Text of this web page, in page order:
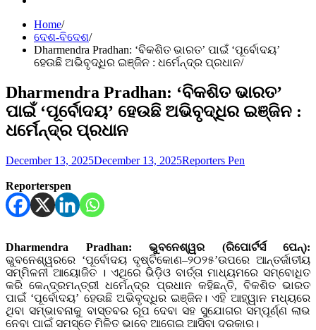
Home
ଦେଶ-ବିଦେଶ
Dharmendra Pradhan: ‘ବିକଶିତ ଭାରତ’ ପାଇଁ ‘ପୂର୍ବୋଦୟ’
ହେଉଛି ଅଭିବୃଦ୍ଧିର ଇଞ୍ଜିନ : ଧର୍ମେନ୍ଦ୍ର ପ୍ରଧାନ
Dharmendra Pradhan: ‘ବିକଶିତ ଭାରତ’
ପାଇଁ ‘ପୂର୍ବୋଦୟ’ ହେଉଛି ଅଭିବୃଦ୍ଧିର ଇଞ୍ଜିନ :
ଧର୍ମେନ୍ଦ୍ର ପ୍ରଧାନ
December 13, 2025December 13, 2025Reporters Pen
Reporterspen
Dharmendra Pradhan: ଭୁବନେଶ୍ୱର (ରିପୋର୍ଟର୍ସ ପେନ୍‌):
ଭୁବନେଶ୍ୱରରେ ‘ପୂର୍ବୋଦୟ ଦୃଷ୍ଟିକୋଣ–୨୦୨୫’ଉପରେ ଆନ୍ତର୍ଜାତୀୟ
ସମ୍ମିଳନୀ ଆୟୋଜିତ । ଏଥିରେ ଭିଡ଼ିଓ ବାର୍ତ୍ତା ମାଧ୍ୟମରେ ସମ୍ବୋଧିତ
କରି କେନ୍ଦ୍ରମନ୍ତ୍ରୀ ଧର୍ମେନ୍ଦ୍ର ପ୍ରଧାନ କହିଛନ୍ତି, ବିକଶିତ ଭାରତ
ପାଇଁ ‘ପୂର୍ବୋଦୟ’ ହେଉଛି ଅଭିବୃଦ୍ଧିର ଇଞ୍ଜିନ। ଏହି ଆହ୍ୱାନ ମଧ୍ୟରେ
ଥିବା ସମ୍ଭାବନାକୁ ବାସ୍ତବର ରୂପ ଦେବା ସହ ସୁଯୋଗର ସମ୍ପୂର୍ଣ୍ଣ ଲାଭ
ନେବା ପାଇଁ ସମସ୍ତେ ମିଳିତ ଭାବେ ଆଗେଇ ଆସିବା ଦରକାର।